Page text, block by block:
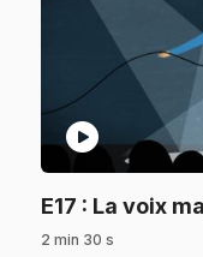
play_circle
E17 : La voix
2 min 30 s